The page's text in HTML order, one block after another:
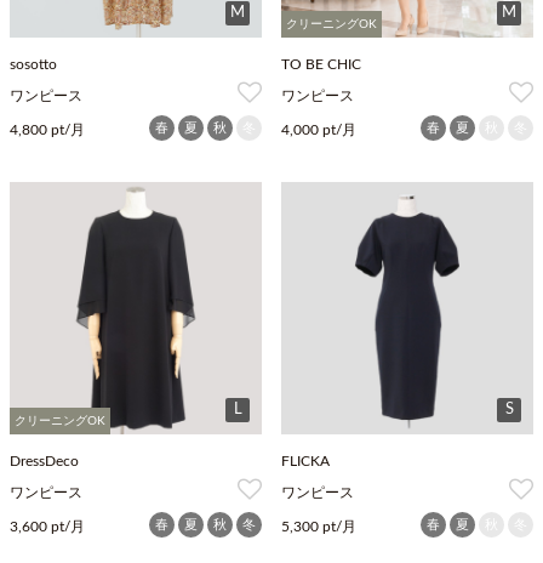
M
sosotto
ワンピース
4,800 pt/月 春 夏 秋
クリーニングOK
M
TO BE CHIC
ワンピース
4,000 pt/月 春 夏
クリーニングOK
L
DressDeco
ワンピース
3,600 pt/月 春 夏 秋 冬
S
FLICKA
ワンピース
5,300 pt/月 春 夏